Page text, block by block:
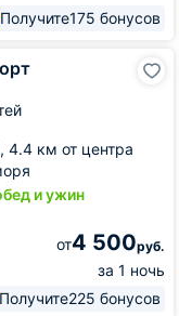
Получите175 бонусов
4.4 км от центра
и ужин
от4 500руб.
за 1 ночь
Получите225 бонусов